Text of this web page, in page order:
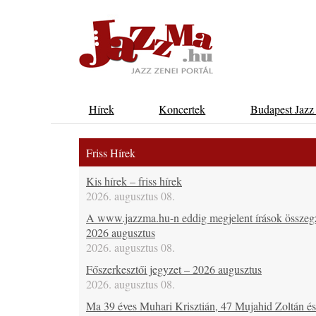
Hírek Koncertek Budapest
Friss Hírek
Kis hírek – friss hírek
2026. augusztus 08.
A www.jazzma.hu-n eddig megjelent írások
2026 augusztus
2026. augusztus 08.
Főszerkesztői jegyzet – 2026 augusztus
2026. augusztus 08.
Ma 39 éves Muhari Krisztián, 47 Mujahid Zoltán